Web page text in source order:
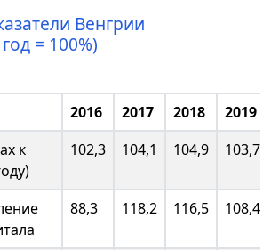
Венгрии
= 100%)
2016 2017 2018
2019
к
102,3 104,1 104,9 103,7
88,3 118,2 116,5 108,4